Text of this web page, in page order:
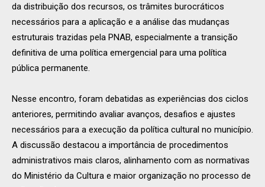
da distribuição dos recursos, os trâmites burocráticos
necessários para a aplicação e a análise das mudanças
estruturais trazidas pela PNAB, especialmente a transição
definitiva de uma política emergencial para uma política
pública permanente.
Nesse encontro, foram debatidas as experiências dos ciclos
anteriores, permitindo avaliar avanços, desafios e ajustes
necessários para a execução da política cultural no município.
A discussão destacou a importância de procedimentos
administrativos mais claros, alinhamento com as normativas
do Ministério da Cultura e maior organização no processo de